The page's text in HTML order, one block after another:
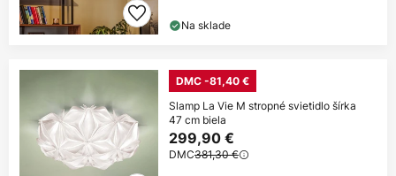
Na sklade
DMC -81,40 €
Slamp La Vie M stropné svietidlo šírka
47 cm biela
299,90 €
DMC381,30 €